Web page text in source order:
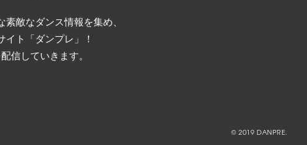
敵なダンス情報を集め、
ト「ダンプレ」！
信していきます。
© 2019 DANPRE.